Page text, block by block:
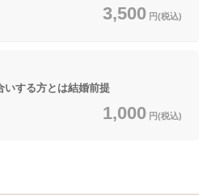
3,500 円(税込)
する方とは結婚前提
1,000 円(税込)